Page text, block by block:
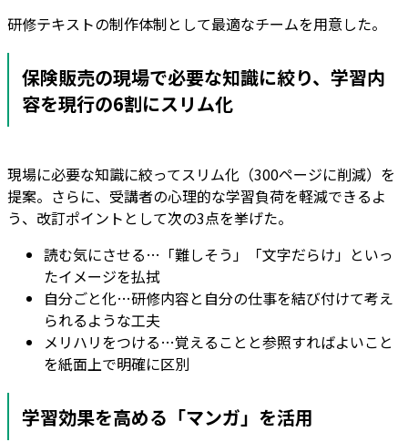
研修テキストの制作体制として最適なチームを用意した。
保険販売の現場で必要な知識に絞り、学習内
容を現行の6割にスリム化
現場に必要な知識に絞ってスリム化（300ページに削減）を
提案。さらに、受講者の心理的な学習負荷を軽減できるよ
う、改訂ポイントとして次の3点を挙げた。
読む気にさせる…「難しそう」「文字だらけ」といっ
たイメージを払拭
自分ごと化…研修内容と自分の仕事を結び付けて考え
られるような工夫
メリハリをつける…覚えることと参照すればよいこと
を紙面上で明確に区別
学習効果を高める「マンガ」を活用